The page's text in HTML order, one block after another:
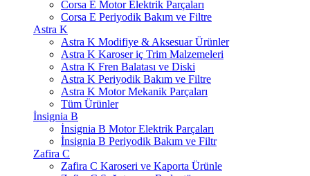
Corsa E Motor Elektrik Parçaları
Corsa E Periyodik Bakım ve Filtre
Astra K
Astra K Modifiye & Aksesuar Ürünler
Astra K Karoser iç Trim Malzemeleri
Astra K Fren Balatası ve Diski
Astra K Periyodik Bakım ve Filtre
Astra K Motor Mekanik Parçaları
Tüm Ürünler
İnsignia B
İnsignia B Motor Elektrik Parçaları
İnsignia B Periyodik Bakım ve Filtr
Zafira C
Zafira C Karoseri ve Kaporta Ürünle